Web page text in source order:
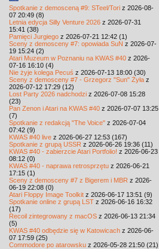
Spotkanie z demosceną #9: STeel/Tori z 2026-08-
07 20:49 (8)
Letnia edycja Silly Venture 2026 z 2026-07-31
15:41 (38)
Pamięci Jurgiego z 2026-07-21 12:42 (1)
Sceny z demosceny #7: opowiada SuN z 2026-07-
19 15:24 (2)
Atari Muzeum w Poznaniu na KWAS #40 z 2026-
07-16 16:10 (4)
Nie żyje kolega Pecuś z 2026-07-13 18:00 (30)
Sceny z demosceny #7 - Grzegorz "Sun" Żyła z
2026-07-12 17:29 (12)
Lost Party 2026 nadchodzi z 2026-07-08 15:28
(23)
Pan Zenon i Atari na KWAS #40 z 2026-07-07 13:25
(7)
Spotkanie z redakcją "The Voice" z 2026-07-04
07:42 (9)
KWAS #40 live z 2026-06-27 12:53 (167)
Spotkanie z grupą USSR z 2026-06-26 19:36 (11)
KWAS #40 - zabierzcie Atari Portfolio! z 2026-06-23
08:12 (0)
KWAS #40 - naprawa retrosprzętu z 2026-06-21
17:15 (1)
Sceny z demosceny #7 z Bigerem i MBR z 2026-
06-19 22:08 (0)
Atari Floppy Image Toolkit z 2026-06-17 13:51 (9)
Spotkanie online z grupą LST z 2026-06-16 16:32
(17)
Recoil zintegrowany z macOS z 2026-06-13 21:34
(5)
KWAS #40 odbędzie się w Katowicach z 2026-06-
07 17:59 (25)
Commodore po atarowsku z 2026-05-28 21:50 (21)